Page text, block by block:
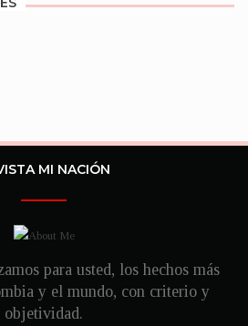
MI NACIÓN
para usted, los hechos más
y el mundo, con criterio y
objetividad.